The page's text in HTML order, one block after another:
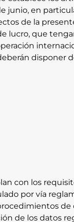
junio, en
de la
lucro, que
disponer
con los
por vía
de
de los datos